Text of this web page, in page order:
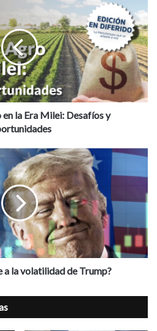
la Era Milei: Desafíos y
a la volatilidad de Trump?